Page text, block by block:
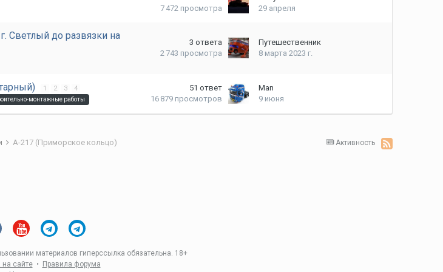
7 472 просмотра
29 апреля
Светлый до развязки на
3 ответа
2 743 просмотра
Путешественник
8 марта 2023 г.
1 2 3 4
монтажные работы
51 ответ
16 879 просмотров
Man
9 июня
Активность
А-217 (Приморское кольцо)
материалов гиперссылка обязательна. 18+
на сайте•
Правила форума